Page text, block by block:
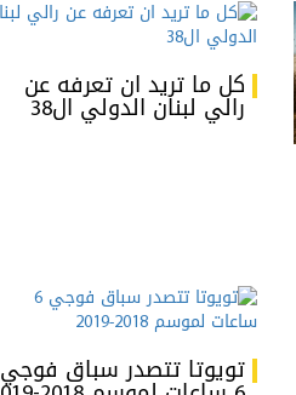
كل ما تريد ان تعرفه عن
رالي لبنان الدولي ال38
تويوتا تتصدر سباق فوجي